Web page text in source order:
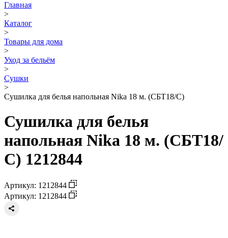
Главная
>
Каталог
>
Товары для дома
>
Уход за бельём
>
Сушки
>
Сушилка для белья напольная Nika 18 м. (СБТ18/С)
Сушилка для белья
напольная Nika 18 м. (СБТ18/
С) 1212844
Артикул: 1212844
Артикул: 1212844